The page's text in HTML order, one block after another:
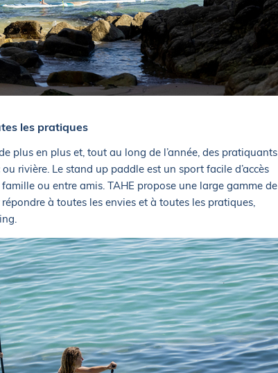
les pratiques
plus en plus et, tout au long de l’année, des pratiquants
rivière. Le stand up paddle est un sport facile d’accès
ou entre amis. TAHE propose une large gamme de
à toutes les envies et à toutes les pratiques,